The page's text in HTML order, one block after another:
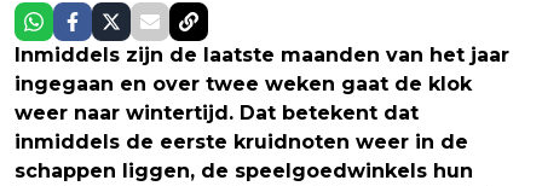
Inmiddels zijn de laatste maanden van het jaar
ingegaan en over twee weken gaat de klok
weer naar wintertijd. Dat betekent dat
inmiddels de eerste kruidnoten weer in de
schappen liggen, de speelgoedwinkels hun